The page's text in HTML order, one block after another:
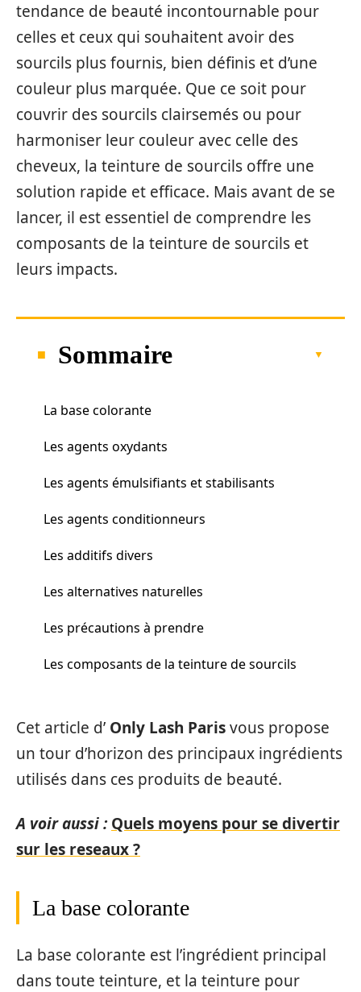
tendance de beauté incontournable pour
celles et ceux qui souhaitent avoir des
sourcils plus fournis, bien définis et d’une
couleur plus marquée. Que ce soit pour
couvrir des sourcils clairsemés ou pour
harmoniser leur couleur avec celle des
cheveux, la teinture de sourcils offre une
solution rapide et efficace. Mais avant de se
lancer, il est essentiel de comprendre les
composants de la teinture de sourcils et
leurs impacts.
Sommaire
La base colorante
Les agents oxydants
Les agents émulsifiants et stabilisants
Les agents conditionneurs
Les additifs divers
Les alternatives naturelles
Les précautions à prendre
Les composants de la teinture de sourcils
Cet article d’ Only Lash Parisvous propose
un tour d’horizon des principaux ingrédients
utilisés dans ces produits de beauté.
A voir aussi : Quels moyens pour se divertir
sur les reseaux ?
La base colorante
La base colorante est l’ingrédient principal
dans toute teinture, et la teinture pour